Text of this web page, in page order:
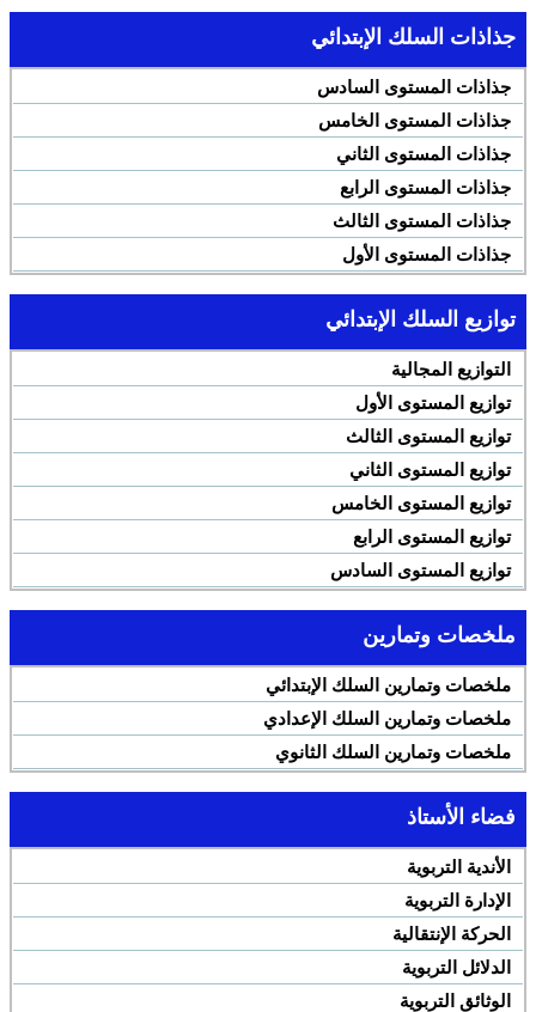
جذاذات السلك الإبتدائي
جذاذات المستوى السادس
جذاذات المستوى الخامس
جذاذات المستوى الثاني
جذاذات المستوى الرابع
جذاذات المستوى الثالث
جذاذات المستوى الأول
توازيع السلك الإبتدائي
التوازيع المجالية
توازيع المستوى الأول
توازيع المستوى الثالث
توازيع المستوى الثاني
توازيع المستوى الخامس
توازيع المستوى الرابع
توازيع المستوى السادس
ملخصات وتمارين
ملخصات وتمارين السلك الإبتدائي
ملخصات وتمارين السلك الإعدادي
ملخصات وتمارين السلك الثانوي
فضاء الأستاذ
الأندية التربوية
الإدارة التربوية
الحركة الإنتقالية
الدلائل التربوية
الوثائق التربوية